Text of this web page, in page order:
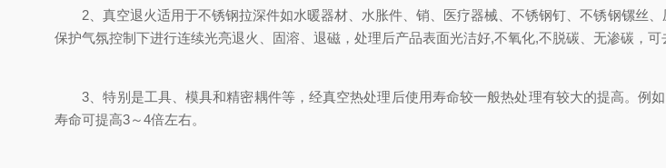
2、真空退火适用于不锈钢拉深件如水暖器材、水胀件、销、医疗器械、不锈钢钉、不锈钢镙丝
保护气氛控制下进行连续光亮退火、固溶、退磁，处理后产品表面光洁好,不氧化,不脱碳、无渗碳，
3、特别是工具、模具和精密耦件等，经真空热处理后使用寿命较一般热处理有较大的提高。例
寿命可提高3～4倍左右。